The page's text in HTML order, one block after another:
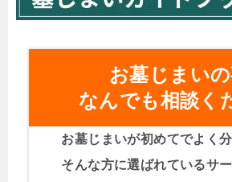
お墓じまい
なんでも相談く
お墓じまいが初めてでよく分
そんな方に選ばれているサー